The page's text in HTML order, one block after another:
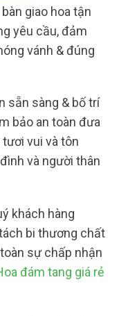
giao hoa tận
yêu cầu, đảm
vánh & đúng
sẵn sàng & bố trí
bảo an toàn đưa
vui và tôn
và người thân
khách hàng
bi thương chất
sự chấp nhận
đám tang giá rẻ